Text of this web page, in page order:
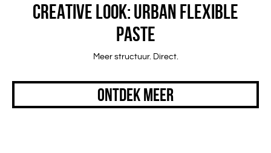
CREATIVE LOOK: URBAN FLEXIBLE
PASTE
Meer structuur. Direct.
ONTDEK MEER